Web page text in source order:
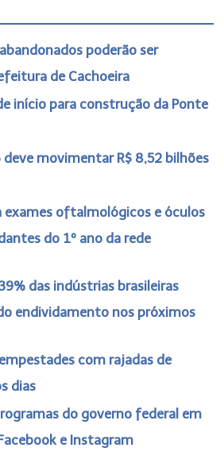
poderão ser
de Cachoeira
início para construção da Ponte
deve movimentar R$ 8,52 bilhões
exames oftalmológicos e óculos
do 1º ano da rede
das indústrias brasileiras
endividamento nos próximos
com rajadas de
dias
do governo federal em
e Instagram